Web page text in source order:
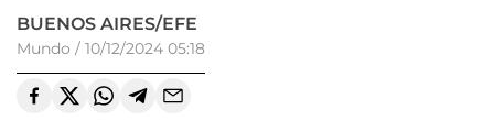
BUENOS AIRES/EFE
Mundo / 10/12/2024 05:18